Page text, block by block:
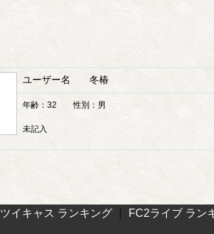
ユーザー名 冬椿
年齢：32 性別：男
未記入
ツイキャス ランキング
FC2ライブ ラン